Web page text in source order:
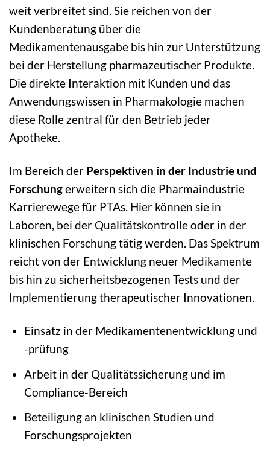
weit verbreitet sind. Sie reichen von der
Kundenberatung über die
Medikamentenausgabe bis hin zur Unterstützung
bei der Herstellung pharmazeutischer Produkte.
Die direkte Interaktion mit Kunden und das
Anwendungswissen in Pharmakologie machen
diese Rolle zentral für den Betrieb jeder
Apotheke.
Im Bereich der Perspektiven in der Industrie und
Forschungerweitern sich die Pharmaindustrie
Karrierewege für PTAs. Hier können sie in
Laboren, bei der Qualitätskontrolle oder in der
klinischen Forschung tätig werden. Das Spektrum
reicht von der Entwicklung neuer Medikamente
bis hin zu sicherheitsbezogenen Tests und der
Implementierung therapeutischer Innovationen.
Einsatz in der Medikamentenentwicklung und
-prüfung
Arbeit in der Qualitätssicherung und im
Compliance-Bereich
Beteiligung an klinischen Studien und
Forschungsprojekten